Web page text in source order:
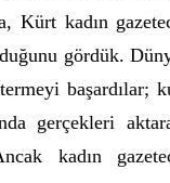
Kürt kadın
gördük.
başardılar;
gerçekleri
kadın